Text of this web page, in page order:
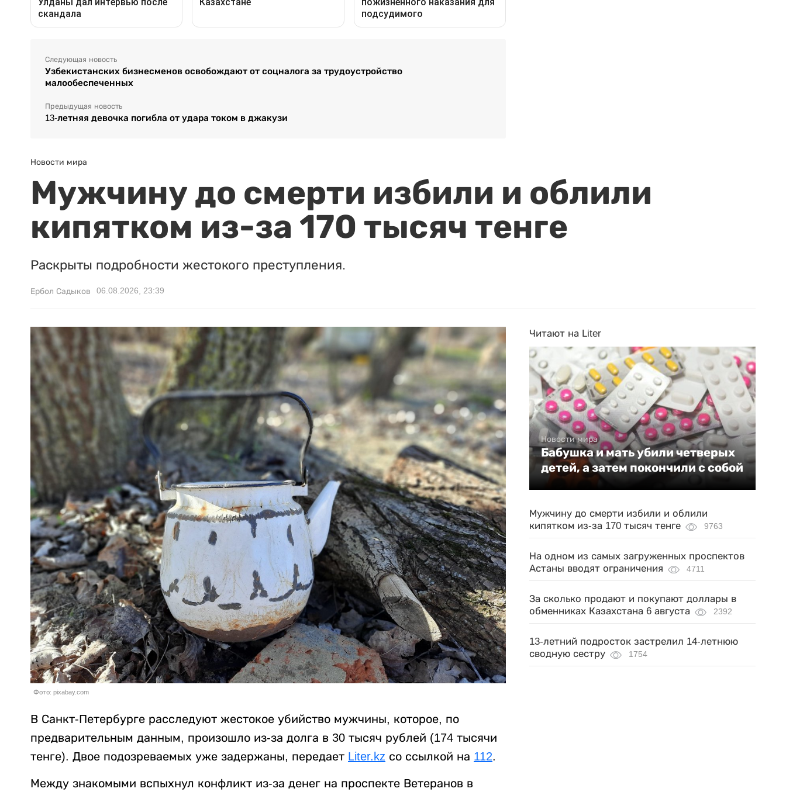
Следующая новость
Узбекистанских бизнесменов освобождают от соцналога за трудоустройство
малообеспеченных
Предыдущая новость
13-летняя девочка погибла от удара током в джакузи
Новости мира
Мужчину до смерти избили и облили
кипятком из-за 170 тысяч тенге
Раскрыты подробности жестокого преступления.
Ербол Садыков 06.08.2026, 23:39
Фото: pixabay.com
В Санкт-Петербурге расследуют жестокое убийство мужчины, которое, по
предварительным данным, произошло из-за долга в 30 тысяч рублей (174 тысячи
тенге). Двое подозреваемых уже задержаны, передает Liter.kz со ссылкой на 112.
Между знакомыми вспыхнул конфликт из-за денег на проспекте Ветеранов в
Читают на Liter
Новости мира
Бабушка и мать убили четверых
детей, а затем покончили с собой
Мужчину до смерти избили и облили
кипятком из-за 170 тысяч тенге
9763
На одном из самых загруженных проспектов
Астаны вводят ограничения
4711
За сколько продают и покупают доллары в
обменниках Казахстана 6 августа
2392
13-летний подросток застрелил 14-летнюю
сводную сестру
1754